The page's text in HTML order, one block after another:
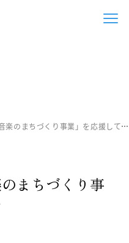
楽のまちづくり事業」を応援してい
まちづくり事